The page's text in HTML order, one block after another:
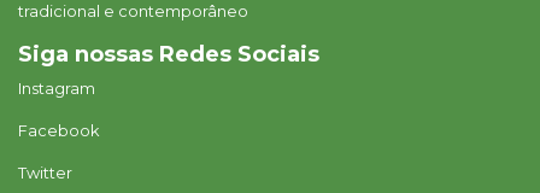
tradicional e contemporâneo
Siga nossas Redes Sociais
Instagram
Facebook
Twitter